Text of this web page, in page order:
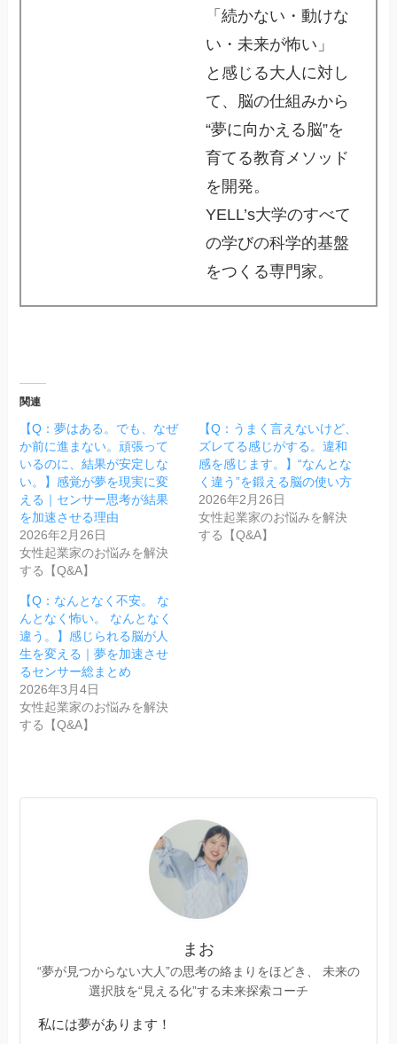
「続かない・動けな
い・未来が怖い」
と感じる大人に対し
て、脳の仕組みから
“夢に向かえる脳”を
育てる教育メソッド
を開発。
YELL’s大学のすべて
の学びの科学的基盤
をつくる専門家。
関連
【Q：夢はある。でも、なぜ
か前に進まない。頑張って
いるのに、結果が安定しな
い。】感覚が夢を現実に変
える｜センサー思考が結果
を加速させる理由
2026年2月26日
女性起業家のお悩みを解決
する【Q&A】
【Q：うまく言えないけど、
ズレてる感じがする。違和
感を感じます。】“なんとな
く違う”を鍛える脳の使い方
2026年2月26日
女性起業家のお悩みを解決
する【Q&A】
【Q：なんとなく不安。 な
んとなく怖い。 なんとなく
違う。】感じられる脳が人
生を変える｜夢を加速させ
るセンサー総まとめ
2026年3月4日
女性起業家のお悩みを解決
する【Q&A】
まお
“夢が見つからない大人”の思考の絡まりをほどき、 未来の
選択肢を“見える化”する未来探索コーチ
私には夢があります！